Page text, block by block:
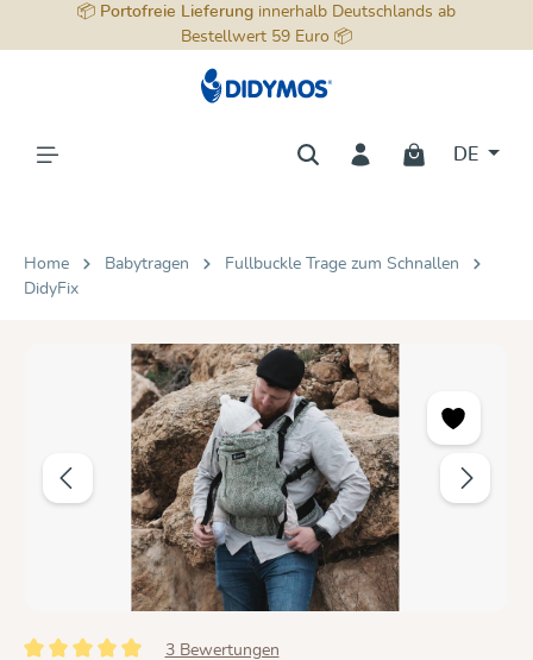
springen
📦 Portofreie Lieferung innerhalb Deutschlands ab
Bestellwert 59 Euro 📦
DE
Home Babytragen
Fullbuckle Trage zum Schnallen
DidyFix
Bildergalerie überspringen
3 Bewertungen